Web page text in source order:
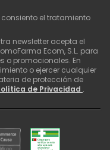
consiento el tratamiento
newsletter acepta el
Ecom, S.L. para
o promocionales. En
o ejercer cualquier
de protección de
de Privacidad .